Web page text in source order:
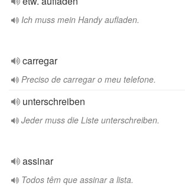
Ich muss mein Handy aufladen.
carregar
Preciso de carregar o meu telefone.
unterschreiben
Jeder muss die Liste unterschreiben.
assinar
Todos têm que assinar a lista.